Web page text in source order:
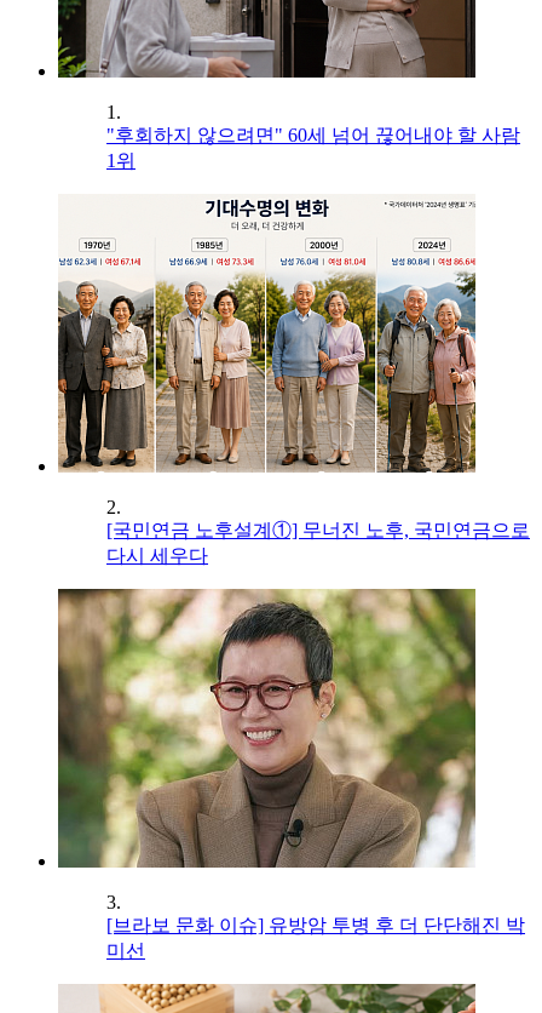
1.
"후회하지 않으려면" 60세 넘어 끊어내야 할 사람
1위
2.
[국민연금 노후설계①] 무너진 노후, 국민연금으로
다시 세우다
3.
[브라보 문화 이슈] 유방암 투병 후 더 단단해진 박
미선